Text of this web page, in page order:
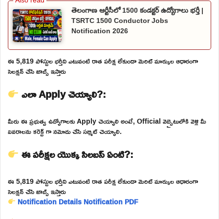
తెలంగాణ ఆర్టీసీలో 1500 కండక్టర్ ఉద్యోగాలు భర్తీ |
TSRTC 1500 Conductor Jobs
Notification 2026
ఈ 5,819 పోస్టుల భర్తీని ఎటువంటి రాత పరీక్ష లేకుండా మెరిట్ మార్కుల ఆధారంగా
సెలక్షన్ చేసి జాబ్స్ ఇస్తారు
ఎలా Apply చెయ్యాలి?:
మీరు ఈ ప్రభుత్వ ఉద్యోగాలకు Apply చెయ్యాలి అంటే, Official వెబ్సైటులోకి వెళ్లి మీ
వివరాలను కరెక్ట్ గా నమోదు చేసి సబ్మిట్ చెయ్యాలి.
ఈ పరీక్షల యొక్క సిలబస్ ఏంటి?:
ఈ 5,819 పోస్టుల భర్తీని ఎటువంటి రాత పరీక్ష లేకుండా మెరిట్ మార్కుల ఆధారంగా
సెలక్షన్ చేసి జాబ్స్ ఇస్తారు
Notification DetailsNotification PDF